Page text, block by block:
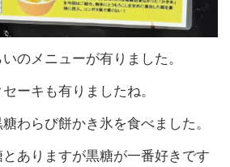
のメニューが有りました。
ーキも有りましたね。
わらび餅かき氷を食べました。
ありますが黒糖が一番好きです